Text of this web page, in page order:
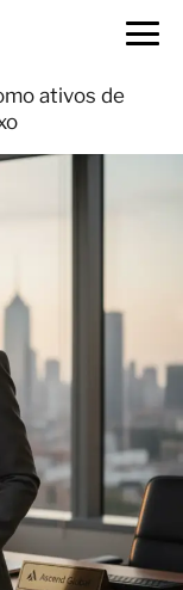
ativos de